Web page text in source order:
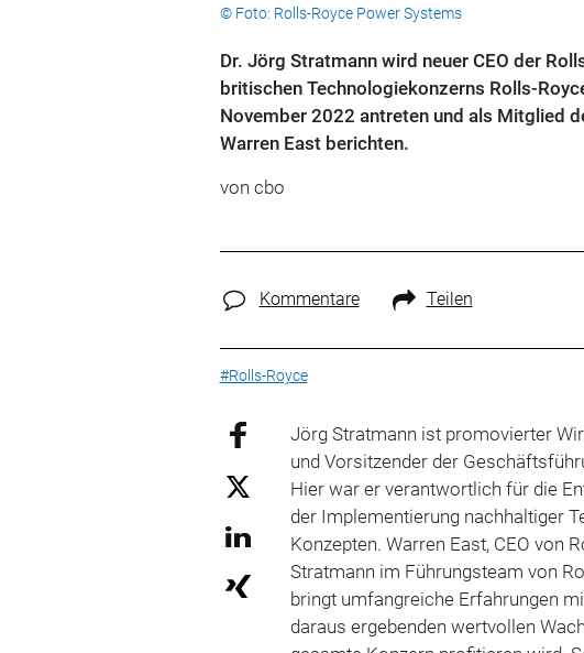
© Foto: Rolls-Royce Power Systems
Dr. Jörg Stratmann wird neuer CEO der
britischen Technologiekonzerns Rolls-
November 2022 antreten und als Mitglied
Warren East berichten.
von cbo
Kommentare Teilen
#Rolls-Royce
Jörg Stratmann ist promovierter
und Vorsitzender der
Hier war er verantwortlich für die
der Implementierung nachhaltiger
Konzepten. Warren East, CEO von
Stratmann im Führungsteam von
bringt umfangreiche Erfahrungen
daraus ergebenden wertvollen